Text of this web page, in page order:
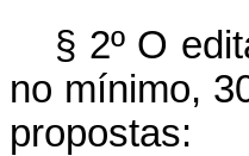
§ 2º O
no mínimo,
propostas: